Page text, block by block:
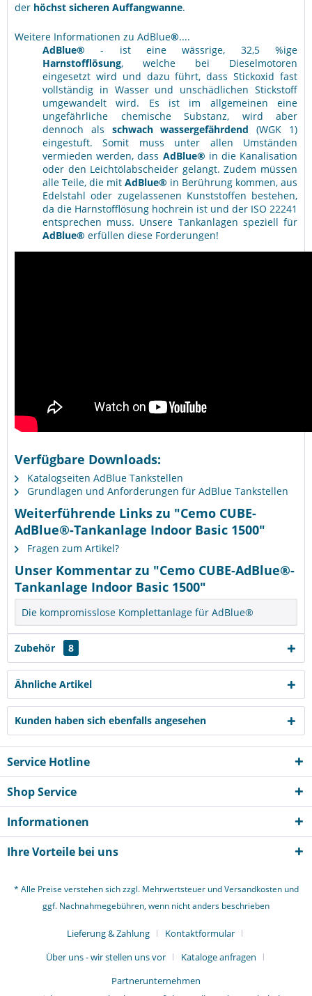
der höchst sicheren Auffangwanne.
Weitere Informationen zu AdBlue®....
AdBlue® - ist eine wässrige, 32,5 %ige
Harnstofflösung, welche bei Dieselmotoren
eingesetzt wird und dazu führt, dass Stickoxid fast
vollständig in Wasser und unschädlichen Stickstoff
umgewandelt wird. Es ist im allgemeinen eine
ungefährliche chemische Substanz, wird aber
dennoch als schwach wassergefährdend (WGK 1)
eingestuft. Somit muss unter allen Umständen
vermieden werden, dass AdBlue® in die Kanalisation
oder den Leichtölabscheider gelangt. Zudem müssen
alle Teile, die mit AdBlue® in Berührung kommen, aus
Edelstahl oder zugelassenen Kunststoffen bestehen,
da die Harnstofflösung hochrein ist und der ISO 22241
entsprechen muss. Unsere Tankanlagen speziell für
AdBlue® erfüllen diese Forderungen!
Verfügbare Downloads:
Katalogseiten AdBlue Tankstellen
Grundlagen und Anforderungen für AdBlue Tankstellen
Weiterführende Links zu "Cemo CUBE-
AdBlue®-Tankanlage Indoor Basic 1500"
Fragen zum Artikel?
Unser Kommentar zu "Cemo CUBE-AdBlue®-
Tankanlage Indoor Basic 1500"
Die kompromisslose Komplettanlage für AdBlue®
Zubehör 8
Ähnliche Artikel
Kunden haben sich ebenfalls angesehen
Service Hotline
Shop Service
Informationen
Ihre Vorteile bei uns
* Alle Preise verstehen sich zzgl. Mehrwertsteuer undVersandkostenund
ggf. Nachnahmegebühren, wenn nicht anders beschrieben
Lieferung & Zahlung
Kontaktformular
Über uns - wir stellen uns vor
Kataloge anfragen
Partnerunternehmen